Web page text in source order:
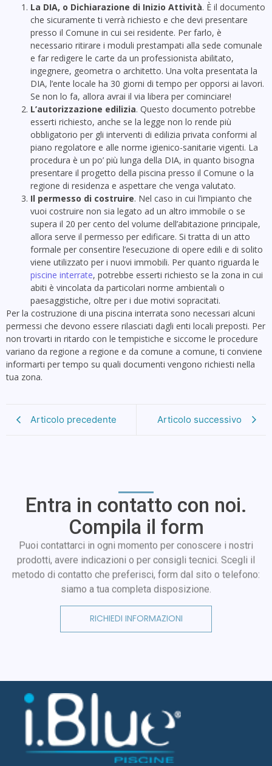
La DIA, o Dichiarazione di Inizio Attività. È il documento
che sicuramente ti verrà richiesto e che devi presentare
presso il Comune in cui sei residente. Per farlo, è
necessario ritirare i moduli prestampati alla sede comunale
e far redigere le carte da un professionista abilitato,
ingegnere, geometra o architetto. Una volta presentata la
DIA, l’ente locale ha 30 giorni di tempo per opporsi ai lavori.
Se non lo fa, allora avrai il via libera per cominciare!
L’autorizzazione edilizia. Questo documento potrebbe
esserti richiesto, anche se la legge non lo rende più
obbligatorio per gli interventi di edilizia privata conformi al
piano regolatore e alle norme igienico-sanitarie vigenti. La
procedura è un po’ più lunga della DIA, in quanto bisogna
presentare il progetto della piscina presso il Comune o la
regione di residenza e aspettare che venga valutato.
Il permesso di costruire. Nel caso in cui l’impianto che
vuoi costruire non sia legato ad un altro immobile o se
supera il 20 per cento del volume dell’abitazione principale,
allora serve il permesso per edificare. Si tratta di un atto
formale per consentire l’esecuzione di opere edili e di solito
viene utilizzato per i nuovi immobili. Per quanto riguarda le
piscine interrate, potrebbe esserti richiesto se la zona in cui
abiti è vincolata da particolari norme ambientali o
paesaggistiche, oltre per i due motivi sopracitati.
Per la costruzione di una piscina interrata sono necessari alcuni
permessi che devono essere rilasciati dagli enti locali preposti. Per
non trovarti in ritardo con le tempistiche e siccome le procedure
variano da regione a regione e da comune a comune, ti conviene
informarti per tempo su quali documenti vengono richiesti nella
tua zona.
Articolo precedente Articolo successivo
Entra in contatto con noi.
Compila il form
Puoi contattarci in ogni momento per conoscere i nostri
prodotti, avere indicazioni o per consigli tecnici. Scegli il
metodo di contatto che preferisci, form dal sito o telefono:
siamo a tua completa disposizione.
RICHIEDI INFORMAZIONI